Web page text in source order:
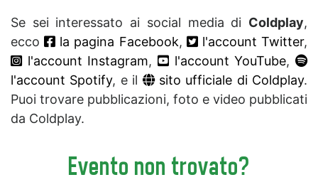
Se sei interessato ai social media di Coldplay,
ecco
la pagina Facebook, l'account Twitter,
l'account Instagram, l'account YouTube,
l'account Spotify, e il sito ufficiale di Coldplay.
Puoi trovare pubblicazioni, foto e video pubblicati
da Coldplay.
Evento non trovato?